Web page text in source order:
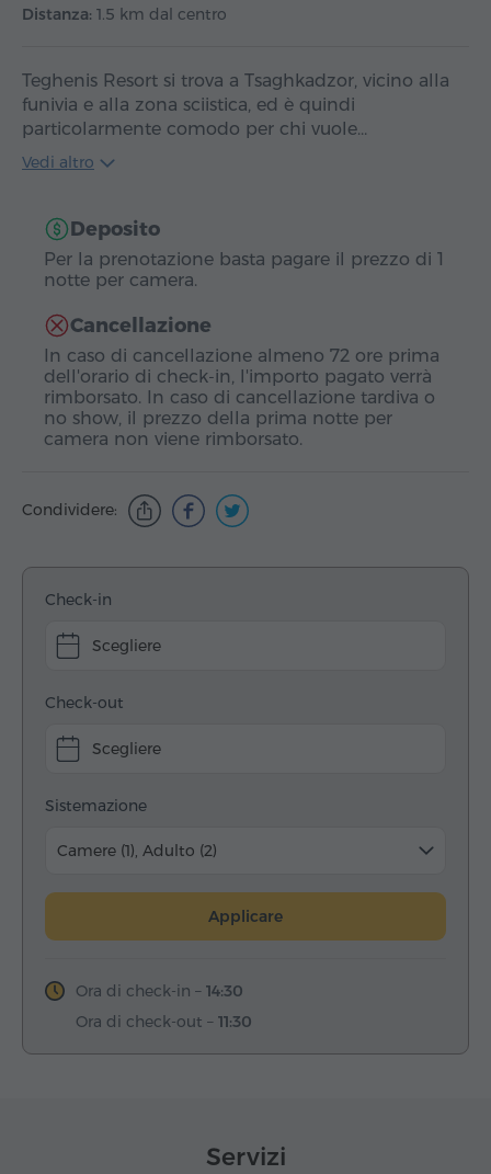
Distanza: 1.5 km dal centro
Teghenis Resort si trova a Tsaghkadzor, vicino alla
funivia e alla zona sciistica, ed è quindi
particolarmente comodo per chi vuole…
Vedi altro
Deposito
Per la prenotazione basta pagare il prezzo di 1
notte per camera.
Cancellazione
In caso di cancellazione almeno 72 ore prima
dell'orario di check-in, l'importo pagato verrà
rimborsato. In caso di cancellazione tardiva o
no show, il prezzo della prima notte per
camera non viene rimborsato.
Condividere:
Check-in
Scegliere
Check-out
Scegliere
Sistemazione
Camere (1), Adulto (2)
Applicare
Ora di check-in – 14:30
Ora di check-out – 11:30
Servizi